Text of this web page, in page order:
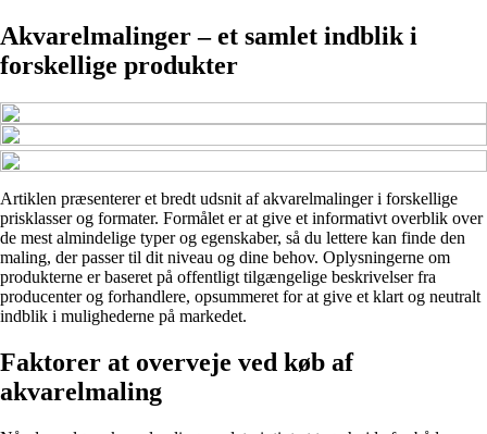
Akvarelmalinger – et samlet indblik i
forskellige produkter
Artiklen præsenterer et bredt udsnit af akvarelmalinger i forskellige
prisklasser og formater. Formålet er at give et informativt overblik over
de mest almindelige typer og egenskaber, så du lettere kan finde den
maling, der passer til dit niveau og dine behov. Oplysningerne om
produkterne er baseret på offentligt tilgængelige beskrivelser fra
producenter og forhandlere, opsummeret for at give et klart og neutralt
indblik i mulighederne på markedet.
Faktorer at overveje ved køb af
akvarelmaling